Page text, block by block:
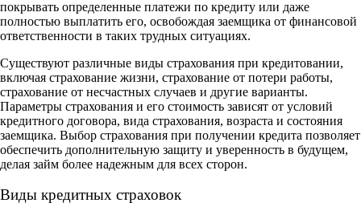
покрывать определенные платежи по кредиту или даже
полностью выплатить его, освобождая заемщика от финансовой
ответственности в таких трудных ситуациях.
Существуют различные виды страхования при кредитовании,
включая страхование жизни, страхование от потери работы,
страхование от несчастных случаев и другие варианты.
Параметры страхования и его стоимость зависят от условий
кредитного договора, вида страхования, возраста и состояния
заемщика. Выбор страхования при получении кредита позволяет
обеспечить дополнительную защиту и уверенность в будущем,
делая займ более надежным для всех сторон.
Виды кредитных страховок